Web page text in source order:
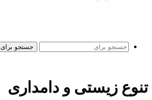
جستجو برای
تنوع زیستی و دامداری